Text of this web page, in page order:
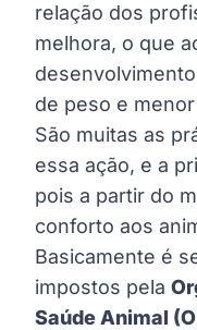
relação dos
melhora, o que
de peso e
São muitas as
essa ação, e a
pois a partir do
conforto aos
Basicamente é
impostos pela
Saúde Animal